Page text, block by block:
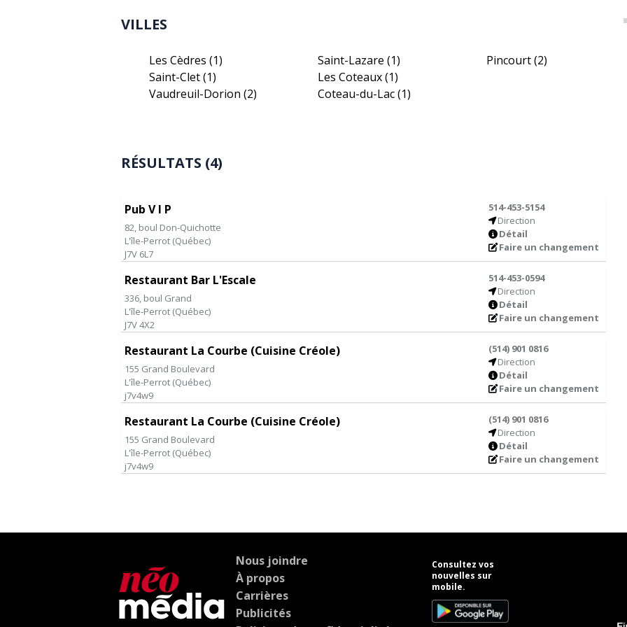
VILLES
Les Cèdres (1)
Saint-Clet(1)
Vaudreuil-Dorion (2)
Saint-Lazare (1)
Les Coteaux(1)
Coteau-du-Lac(1)
Pincourt(2)
RÉSULTATS (4)
Pub V I P
82, boul Don-Quichotte
L'île-Perrot (Québec)
J7V 6L7
514-453-5154
Direction
Détail
Faire un changement
Restaurant Bar L'Escale
336, boul Grand
L'île-Perrot (Québec)
J7V 4X2
514-453-0594
Direction
Détail
Faire un changement
Restaurant La Courbe (Cuisine Créole)
155 Grand Boulevard
L'île-Perrot (Québec)
j7v4w9
(514) 901 0816
Direction
Détail
Faire un changement
Restaurant La Courbe (Cuisine Créole)
155 Grand Boulevard
L'île-Perrot (Québec)
j7v4w9
(514) 901 0816
Direction
Détail
Faire un changement
Nous joindre
À propos
Carrières
Publicités
Consultez vos
nouvelles sur
mobile.